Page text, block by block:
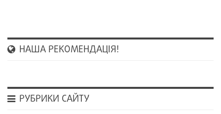
НАША РЕКОМЕНДАЦІЯ!
РУБРИКИ САЙТУ